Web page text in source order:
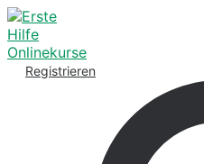
Registrieren